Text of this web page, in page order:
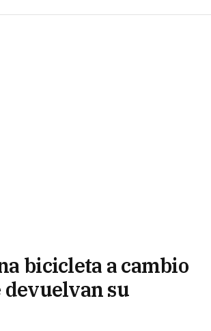
bicicleta a cambio
devuelvan su